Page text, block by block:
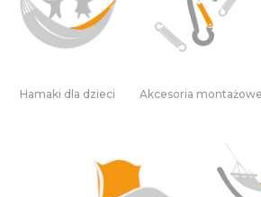
Hamaki dla dzieci Akcesoria montażowe